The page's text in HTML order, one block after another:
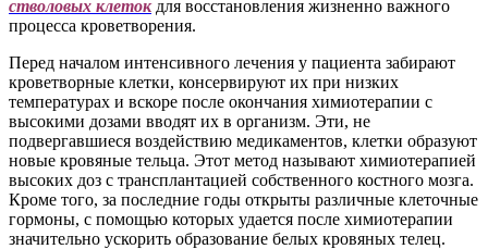
стволовых клетокдля восстановления жизненно важнoго
процесса кроветворения.
Перед началом интенсивного лечения у пациента забирают
кроветворные клетки, консервируют их при низких
температурах и вскоре после окончания химиотерапии с
высокими дозами вводят их в организм. Эти, не
подвергавшиеся воздействию медикаментов, клетки образуют
новые кровяные тельца. Этот метод называют химиотерапией
высоких доз с трансплантацией собственного костного мозга.
Кроме того, за последние годы открыты различные клеточные
гормоны, с помощью которых удается после химиотерапии
значительно ускорить образование белых кровяных телец.